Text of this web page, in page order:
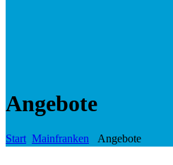
Angebote
Start Mainfranken Angebote